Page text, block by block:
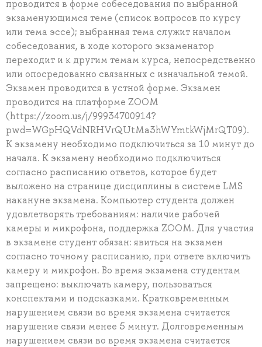
проводится в форме собеседования по выбранной
экзаменующимся теме (список вопросов по курсу
или тема эссе); выбранная тема служит началом
собеседования, в ходе которого экзаменатор
переходит и к другим темам курса, непосредственно
или опосредованно связанных с изначальной темой.
Экзамен проводится в устной форме. Экзамен
проводится на платформе ZOOM
(https://zoom.us/j/99934700914?
pwd=WGpHQVdNRHVrQUtMa3hWYmtkWjMrQT09).
К экзамену необходимо подключиться за 10 минут до
начала. К экзамену необходимо подключиться
согласно расписанию ответов, которое будет
выложено на странице дисциплины в системе LMS
накануне экзамена. Компьютер студента должен
удовлетворять требованиям: наличие рабочей
камеры и микрофона, поддержка ZOOM. Для участия
в экзамене студент обязан: явиться на экзамен
согласно точному расписанию, при ответе включить
камеру и микрофон. Во время экзамена студентам
запрещено: выключать камеру, пользоваться
конспектами и подсказками. Кратковременным
нарушением связи во время экзамена считается
нарушение связи менее 5 минут. Долговременным
нарушением связи во время экзамена считается